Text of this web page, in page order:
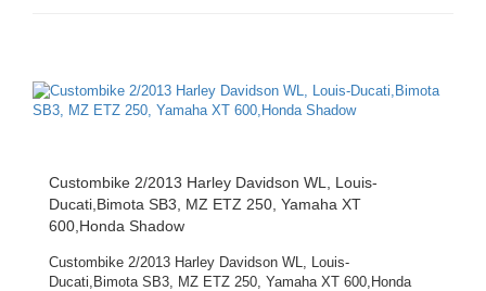
Custombike 2/2013 Harley Davidson WL, Louis-
Ducati,Bimota SB3, MZ ETZ 250, Yamaha XT
600,Honda Shadow
Custombike 2/2013 Harley Davidson WL, Louis-
Ducati,Bimota SB3, MZ ETZ 250, Yamaha XT 600,Honda